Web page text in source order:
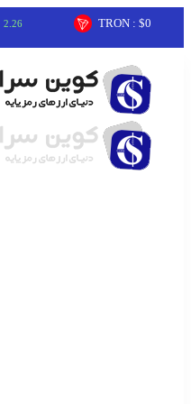
TRON : $0.33 0.27